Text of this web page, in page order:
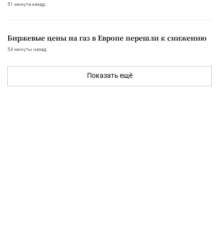
51 минута назад
Биржевые цены на газ в Европе перешли к снижению
54 минуты назад
Показать ещё